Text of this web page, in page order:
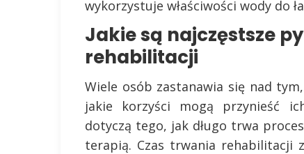
wykorzystuje właściwości wody do
Jakie są najczęstsze
rehabilitacji
Wiele osób zastanawia się nad
jakie korzyści mogą przynieść
dotyczą tego, jak długo trwa
terapią. Czas trwania rehabilitacji